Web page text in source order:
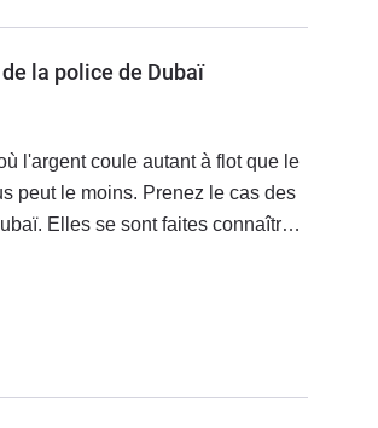
la police de Dubaï
l'argent coule autant à flot que le
Prenez le cas des
connaître